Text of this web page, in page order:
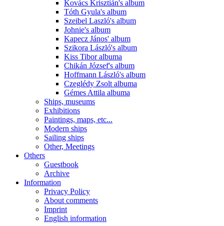
Kovács Krisztián's album
Tóth Gyula's album
Szeibel Laszló's album
Johnie's album
Kapecz János' album
Szikora László's album
Kiss Tibor albuma
Chikán József's album
Hoffmann László's album
Czeglédy Zsolt albuma
Gémes Attila albuma
Ships, museums
Exhibitions
Paintings, maps, etc...
Modern ships
Sailing ships
Other, Meetings
Others
Guestbook
Archive
Information
Privacy Policy
About comments
Imprint
English information